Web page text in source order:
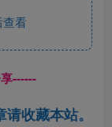
看
------
收藏本站。